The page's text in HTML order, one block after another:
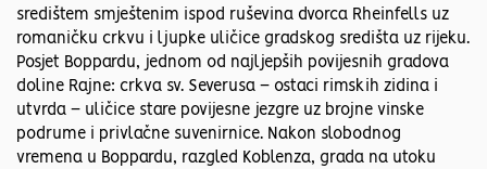
središtem smještenim ispod ruševina dvorca Rheinfells uz
romaničku crkvu i ljupke uličice gradskog središta uz rijeku.
Posjet Boppardu, jednom od najljepših povijesnih gradova
doline Rajne: crkva sv. Severusa – ostaci rimskih zidina i
utvrda – uličice stare povijesne jezgre uz brojne vinske
podrume i privlačne suvenirnice. Nakon slobodnog
vremena u Boppardu, razgled Koblenza, grada na utoku